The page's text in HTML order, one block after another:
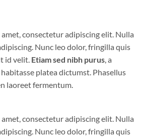
consectetur adipiscing elit. Nulla
Nunc leo dolor, fringilla quis
id velit. Etiam sed nibh purus, a
platea dictumst. Phasellus
laoreet fermentum.
consectetur adipiscing elit. Nulla
Nunc leo dolor, fringilla quis